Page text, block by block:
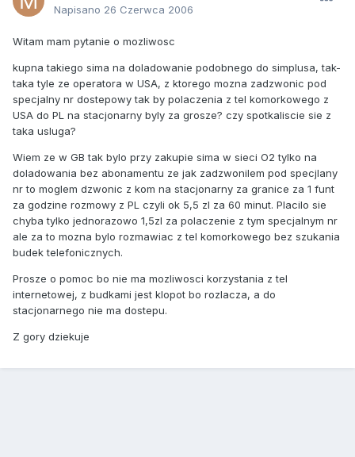
Napisano 26 Czerwca 2006
Witam mam pytanie o mozliwosc
kupna takiego sima na doladowanie podobnego do simplusa, tak-
taka tyle ze operatora w USA, z ktorego mozna zadzwonic pod
specjalny nr dostepowy tak by polaczenia z tel komorkowego z
USA do PL na stacjonarny byly za grosze? czy spotkaliscie sie z
taka usluga?
Wiem ze w GB tak bylo przy zakupie sima w sieci O2 tylko na
doladowania bez abonamentu ze jak zadzwonilem pod specjlany
nr to moglem dzwonic z kom na stacjonarny za granice za 1 funt
za godzine rozmowy z PL czyli ok 5,5 zl za 60 minut. Placilo sie
chyba tylko jednorazowo 1,5zl za polaczenie z tym specjalnym nr
ale za to mozna bylo rozmawiac z tel komorkowego bez szukania
budek telefonicznych.
Prosze o pomoc bo nie ma mozliwosci korzystania z tel
internetowej, z budkami jest klopot bo rozlacza, a do
stacjonarnego nie ma dostepu.
Z gory dziekuje